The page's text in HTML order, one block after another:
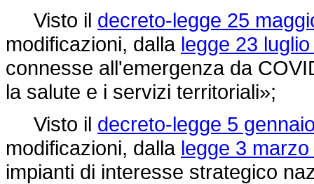
Visto il decreto-legge 25
modificazioni, dalla legge 23
connesse all'emergenza da
la salute e i servizi territoriali»;
Visto il decreto-legge 5
modificazioni, dalla legge 3
impianti di interesse strategico